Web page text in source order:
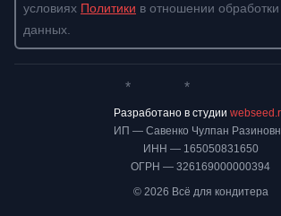
условиях Политики в отношении
данных.
ИП — Савенко Чулпан
ИНН — 165050831650
ОГРН — 326169000000394
© 2026 Всё для кондитера
* *
Разработано в студии